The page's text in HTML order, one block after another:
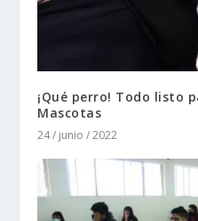
¡Qué perro! Todo listo
Mascotas
24 / junio / 2022